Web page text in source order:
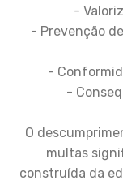
-
- Prevenção
-
-
O
multas
construída da